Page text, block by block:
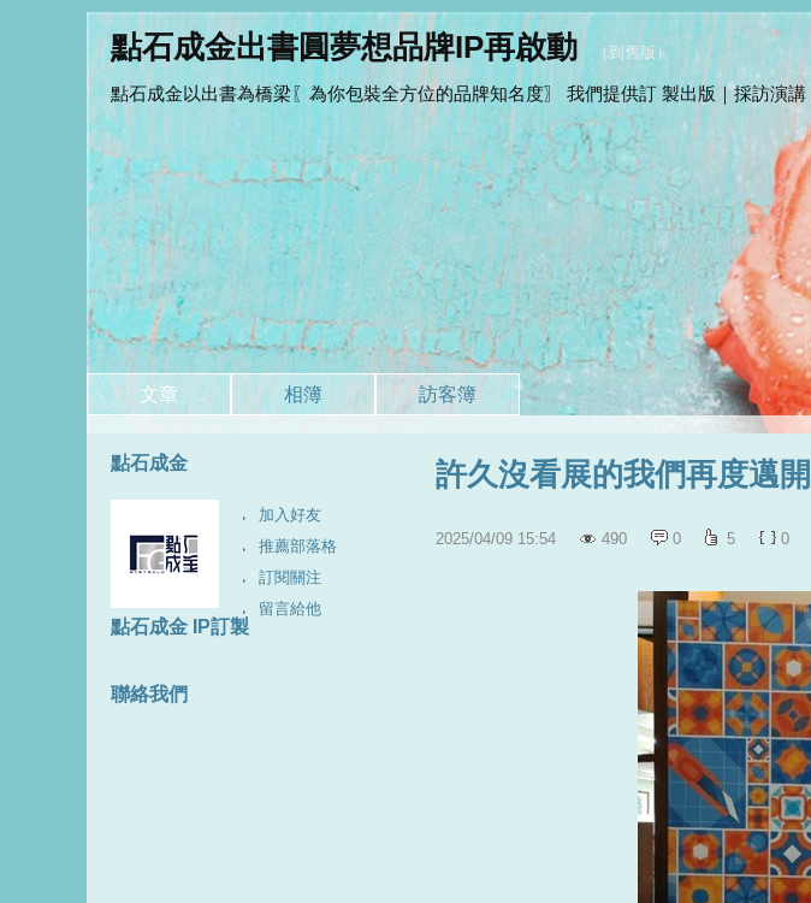
點石成金出書圓夢想品牌IP再啟動 （到舊版 ）
點石成金以出書為橋梁〖為你包裝全方位的品牌知名度〗 我們提供訂 製出版｜採訪演
文章 相簿 訪客簿
許久沒看展的我們再度邁
2025/04/09 15:54 490 0 5 0
點石成金
加入好友
推薦部落格
訂閱關注
留言給他
點石成金 IP訂製
聯絡我們